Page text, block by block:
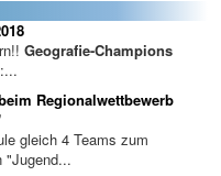
Geografie-Champions
Regionalwettbewerb
gleich 4 Teams zum
"Jugend...